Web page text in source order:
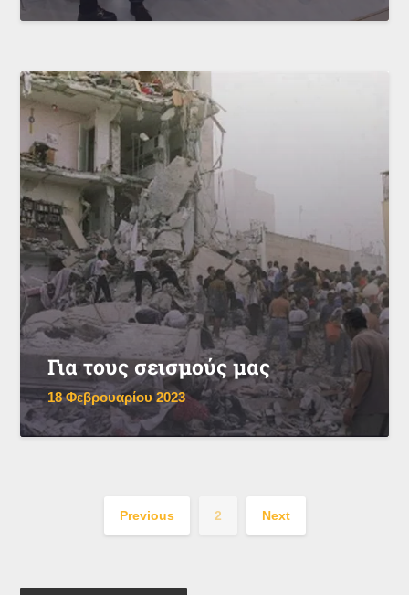
Για τους σεισμούς μας
18 Φεβρουαρίου 2023
Previous 2 Next